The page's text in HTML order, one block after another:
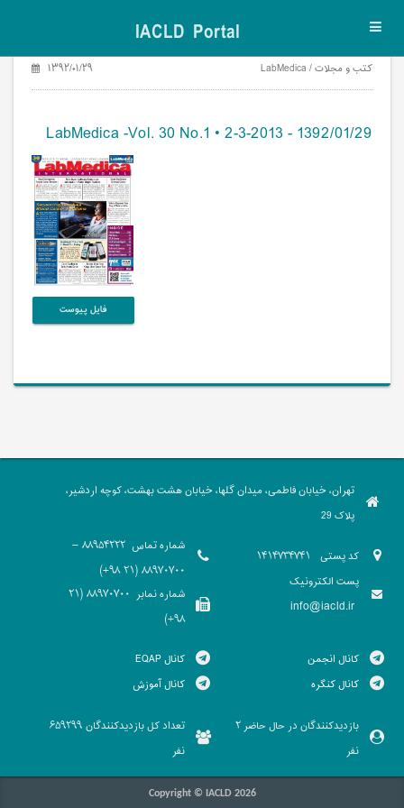
IACLD Portal
کتب و مجلات / LabMedica ۱۳۹۲/۰۱/۲۹
LabMedica -Vol. 30 No.1 • 2-3-2013 - 1392/01/29
فایل پیوست
تهران، خیابان فاطمی، میدان گلها، خیابان هشت بهشت، کوچه اردشیر،
پلاک 29
کد پستی
پست الکترونیک
info@iacld.ir
شماره تماس
88954222 -
88970700 (21 98+)
شماره نمابر
88970700 (21
98+)
کانال انجمن
کانال کنگره
کانال EQAP
کانال آموزش
بازدیدکنندگان در حال حاضر 2
نفر
تعداد کل بازدیدکنندگان 659299
نفر
Copyright © IACLD 2026